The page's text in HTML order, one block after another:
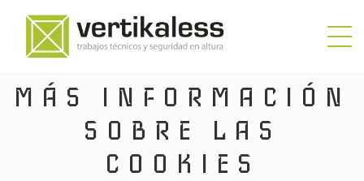
MÁS INFORMACIÓN
SOBRE LAS
COOKIES